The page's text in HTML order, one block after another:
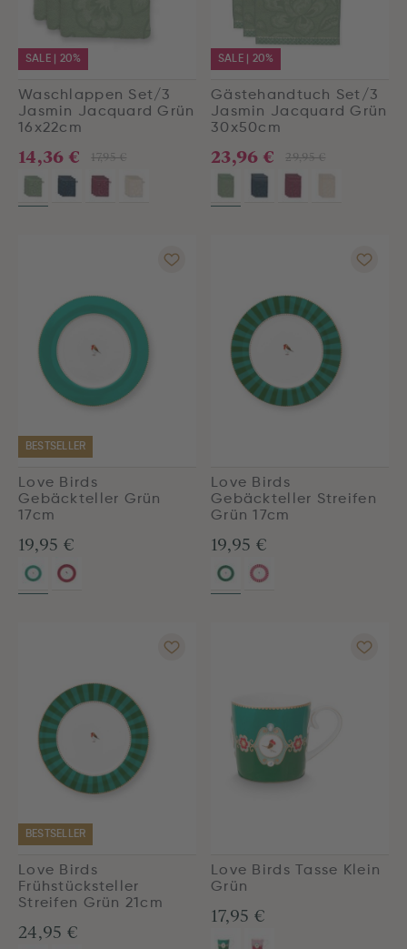
SALE | 20%
Waschlappen Set/3
Jasmin Jacquard Grün
16x22cm
17,95 €
14,36 €
SALE | 20%
Gästehandtuch Set/3
Jasmin Jacquard Grün
30x50cm
29,95 €
23,96 €
BESTSELLER
Love Birds
Gebäckteller Grün
17cm
19,95 €
Love Birds
Gebäckteller Streifen
Grün 17cm
19,95 €
BESTSELLER
Love Birds
Frühstücksteller
Streifen Grün 21cm
24,95 €
Love Birds Tasse Klein
Grün
17,95 €